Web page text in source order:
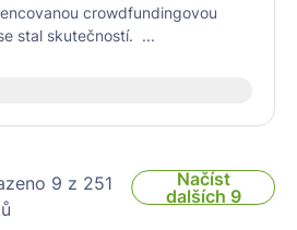
crowdfundingovou
stal skutečností. ...
9 z 251
Načíst
dalších 9